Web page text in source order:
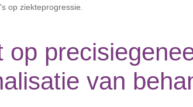
op ziekteprogressie.
op
van